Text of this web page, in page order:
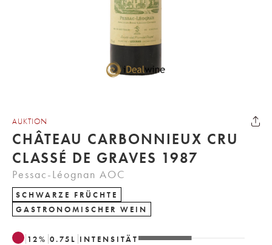
AUKTION
CHÂTEAU CARBONNIEUX CRU
CLASSÉ DE GRAVES 1987
Pessac-Léognan AOC
SCHWARZE FRÜCHTE
GASTRONOMISCHER WEIN
12% 0.75 L INTENSITÄT